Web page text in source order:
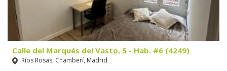
Calle del Marqués del Vasto, 5 - Hab. #6 (4249)
Ríos Rosas, Chamberí, Madrid